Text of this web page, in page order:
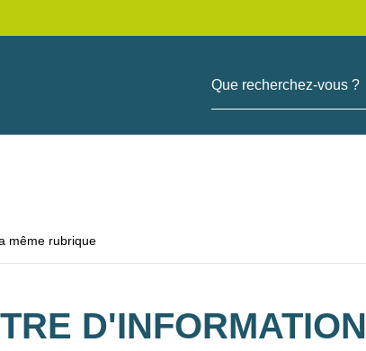
Que recherchez-vous ?
même rubrique
D'INFORMATION